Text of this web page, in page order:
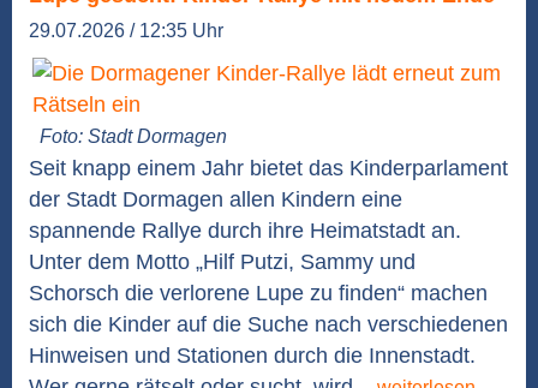
29.07.2026 / 12:35 Uhr
Foto: Stadt Dormagen
Seit knapp einem Jahr bietet das Kinderparlament
der Stadt Dormagen allen Kindern eine
spannende Rallye durch ihre Heimatstadt an.
Unter dem Motto „Hilf Putzi, Sammy und
Schorsch die verlorene Lupe zu finden“ machen
sich die Kinder auf die Suche nach verschiedenen
Hinweisen und Stationen durch die Innenstadt.